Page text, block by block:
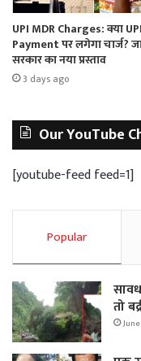
UPI MDR Charges: क्या UPI
Payment पर लगेगा चार्ज?
सरकार का नया प्रस्ताव
3 days ago
Our YouTube
[youtube-feed feed=1]
Popular
तो